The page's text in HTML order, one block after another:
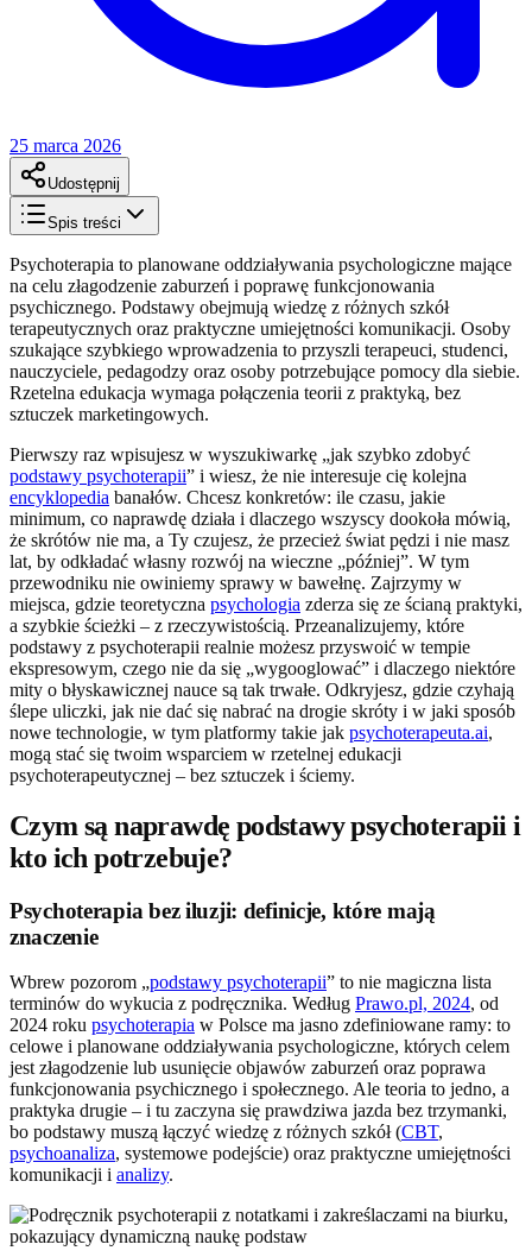
25 marca 2026
Udostępnij
Spis treści
Psychoterapia to planowane oddziaływania psychologiczne mające
na celu złagodzenie zaburzeń i poprawę funkcjonowania
psychicznego. Podstawy obejmują wiedzę z różnych szkół
terapeutycznych oraz praktyczne umiejętności komunikacji. Osoby
szukające szybkiego wprowadzenia to przyszli terapeuci, studenci,
nauczyciele, pedagodzy oraz osoby potrzebujące pomocy dla siebie.
Rzetelna edukacja wymaga połączenia teorii z praktyką, bez
sztuczek marketingowych.
Pierwszy raz wpisujesz w wyszukiwarkę „jak szybko zdobyć
podstawy psychoterapii” i wiesz, że nie interesuje cię kolejna
encyklopedia banałów. Chcesz konkretów: ile czasu, jakie
minimum, co naprawdę działa i dlaczego wszyscy dookoła mówią,
że skrótów nie ma, a Ty czujesz, że przecież świat pędzi i nie masz
lat, by odkładać własny rozwój na wieczne „później”. W tym
przewodniku nie owiniemy sprawy w bawełnę. Zajrzymy w
miejsca, gdzie teoretyczna psychologia zderza się ze ścianą praktyki,
a szybkie ścieżki – z rzeczywistością. Przeanalizujemy, które
podstawy z psychoterapii realnie możesz przyswoić w tempie
ekspresowym, czego nie da się „wygooglować” i dlaczego niektóre
mity o błyskawicznej nauce są tak trwałe. Odkryjesz, gdzie czyhają
ślepe uliczki, jak nie dać się nabrać na drogie skróty i w jaki sposób
nowe technologie, w tym platformy takie jak psychoterapeuta.ai,
mogą stać się twoim wsparciem w rzetelnej edukacji
psychoterapeutycznej – bez sztuczek i ściemy.
Czym są naprawdę podstawy psychoterapii i
kto ich potrzebuje?
Psychoterapia bez iluzji: definicje, które mają
znaczenie
Wbrew pozorom „podstawy psychoterapii” to nie magiczna lista
terminów do wykucia z podręcznika. Według Prawo.pl, 2024, od
2024 roku psychoterapia w Polsce ma jasno zdefiniowane ramy: to
celowe i planowane oddziaływania psychologiczne, których celem
jest złagodzenie lub usunięcie objawów zaburzeń oraz poprawa
funkcjonowania psychicznego i społecznego. Ale teoria to jedno, a
praktyka drugie – i tu zaczyna się prawdziwa jazda bez trzymanki,
bo podstawy muszą łączyć wiedzę z różnych szkół (CBT,
psychoanaliza, systemowe podejście) oraz praktyczne umiejętności
komunikacji i analizy.